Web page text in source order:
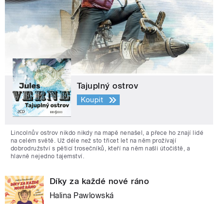
Tajuplný ostrov
Koupit
Lincolnův ostrov nikdo nikdy na mapě nenašel, a přece ho znají lidé
na celém světě. Už déle než sto třicet let na něm prožívají
dobrodružství s pěticí trosečníků, kteří na něm našli útočiště, a
hlavně nejedno tajemství.
Díky za každé nové ráno
Halina Pawlowská